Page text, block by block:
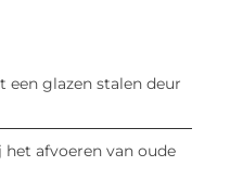
een glazen stalen deur
afvoeren van oude